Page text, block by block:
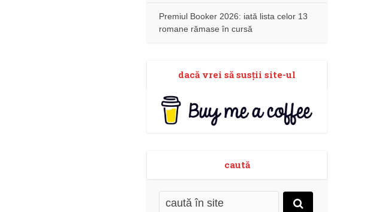
Premiul Booker 2026: iată lista celor 13
romane rămase în cursă
dacă vrei să susţii site-ul
caută